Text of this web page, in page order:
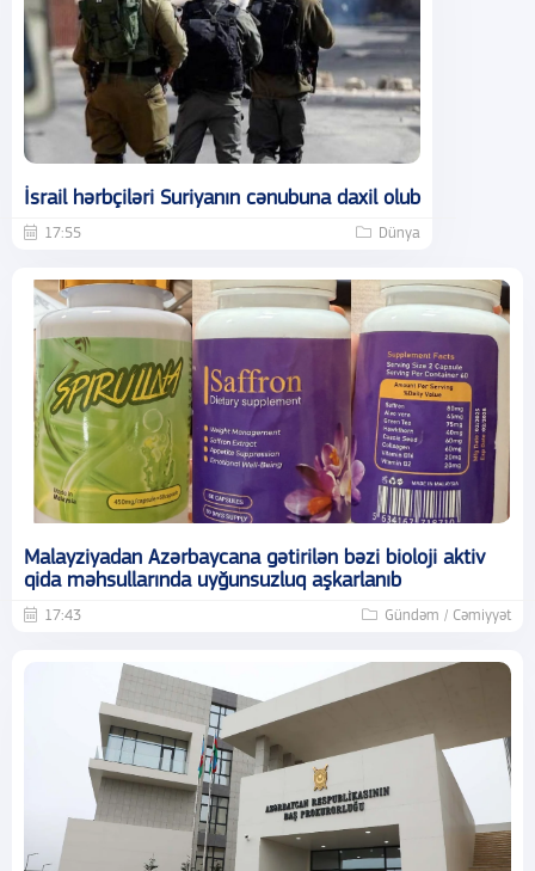
İsrail hərbçiləri Suriyanın cənubuna daxil olub
17:55 Dünya
Malayziyadan Azərbaycana gətirilən bəzi bioloji aktiv
qida məhsullarında uyğunsuzluq aşkarlanıb
17:43 Gündəm / Cəmiyyət